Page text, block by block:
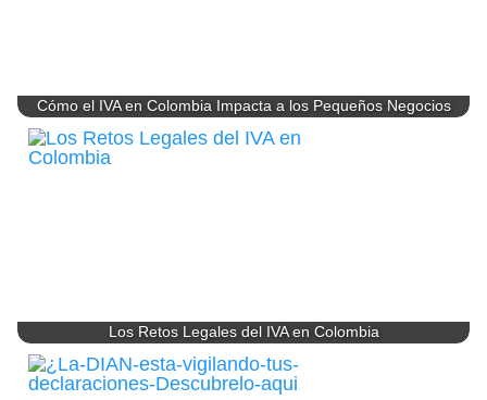
Cómo el IVA en Colombia Impacta a los Pequeños Negocios
Los Retos Legales del IVA en Colombia